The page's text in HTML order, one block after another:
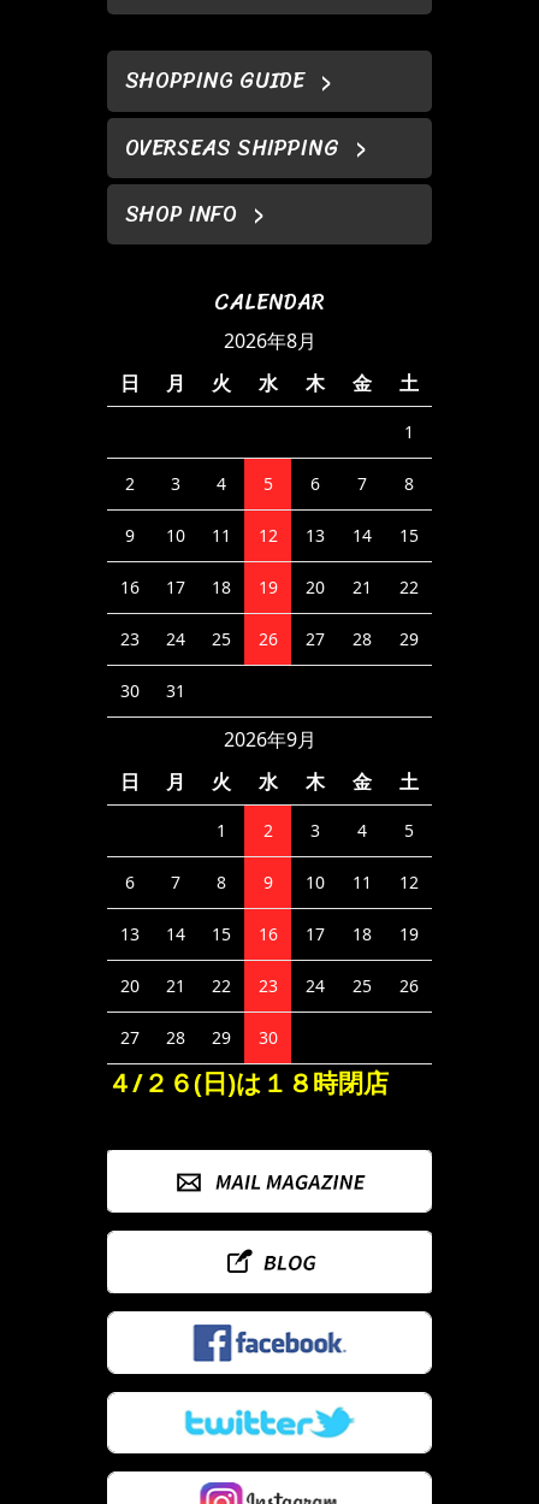
SHOPPING GUIDE
OVERSEAS SHIPPING
SHOP INFO
CALENDAR
2026年8月
日
月 火 水 木 金 土
1
2 3 4 5 6 7 8
9 10 11 12 13 14 15
16 17 18 19 20 21 22
23 24 25 26 27 28 29
30 31
2026年9月
日
月 火 水 木 金 土
1 2 3 4 5
6 7 8 9 10 11 12
13 14 15 16 17 18 19
20 21 22 23 24 25 26
27 28 29 30
４/２６(日)は１８時閉店